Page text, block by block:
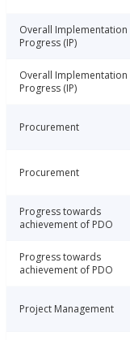
Overall Implementation
Progress (IP)
Overall Implementation
Progress (IP)
Procurement
Procurement
Progress towards
achievement of PDO
Progress towards
achievement of PDO
Project Management